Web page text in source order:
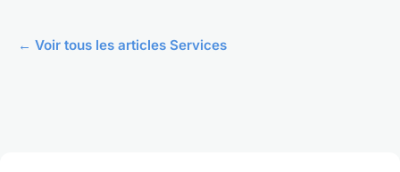
← Voir tous les articles Services